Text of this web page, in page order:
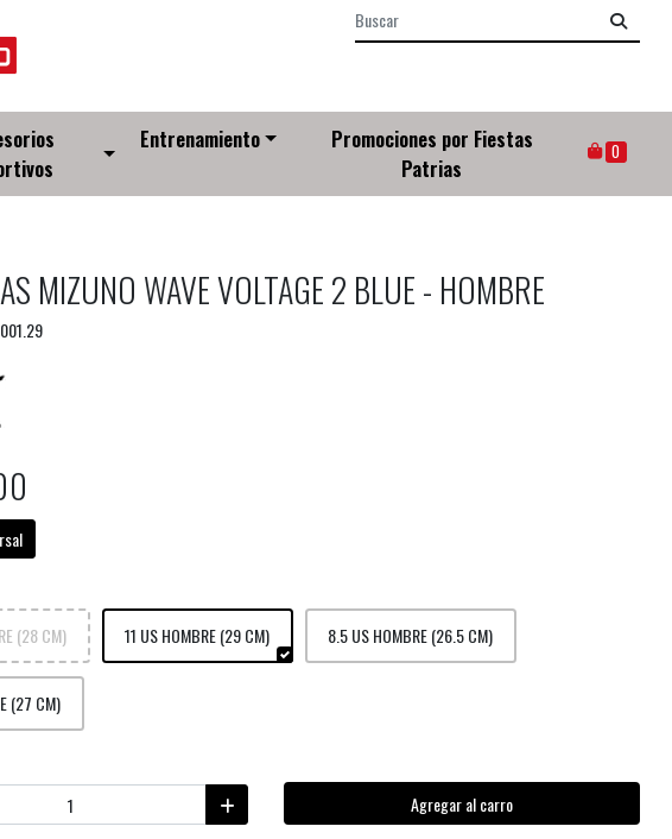
Entrenamiento
Promociones por Fiestas
Patrias
0
MIZUNO WAVE VOLTAGE 2 BLUE - HOMBRE
(28 CM) 11 US HOMBRE (29 CM) 8.5 US HOMBRE (26.5 CM)
(27 CM)
Agregar al carro